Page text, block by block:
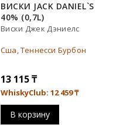
ВИСКИ JACK DANIEL`S
40% (0,7L)
Виски Джек Дэниелс
Сша, Теннесси Бурбон
13 115₸
WhiskyClub: 12 459₸
В корзину